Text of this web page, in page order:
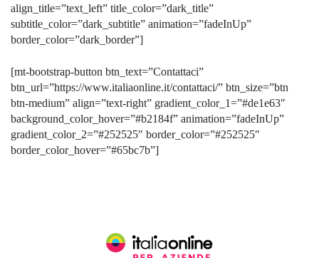
align_title=”text_left” title_color=”dark_title”
subtitle_color=”dark_subtitle” animation=”fadeInUp”
border_color=”dark_border”]
[mt-bootstrap-button btn_text=”Contattaci”
btn_url=”https://www.italiaonline.it/contattaci/” btn_size=”btn
btn-medium” align=”text-right” gradient_color_1=”#de1e63″
background_color_hover=”#b2184f” animation=”fadeInUp”
gradient_color_2=”#252525″ border_color=”#252525″
border_color_hover=”#65bc7b”]